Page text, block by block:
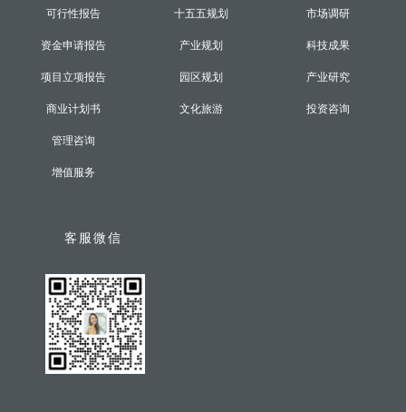
可行性报告
资金申请报告
项目立项报告
商业计划书
十五五规划
产业规划
园区规划
文化旅游
市场调研
科技成果
产业研究
投资咨询
管理咨询
增值服务
客服微信